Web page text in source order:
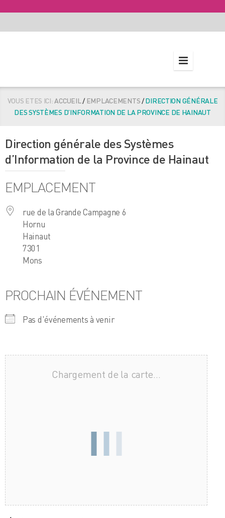
VOUS ETES ICI:ACCUEIL/EMPLACEMENTS/DIRECTION GÉNÉRALE
DES SYSTÈMES D’INFORMATION DE LA PROVINCE DE HAINAUT
Direction générale des Systèmes
d’Information de la Province de Hainaut
EMPLACEMENT
rue de la Grande Campagne 6
Hornu
Hainaut
7301
Mons
PROCHAIN ÉVÉNEMENT
Pas d'événements à venir
Chargement de la carte…